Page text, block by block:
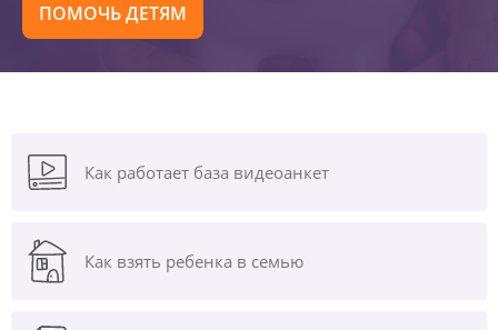
ПОМОЧЬ ДЕТЯМ
Как работает база видеоанкет
Как взять ребенка в семью